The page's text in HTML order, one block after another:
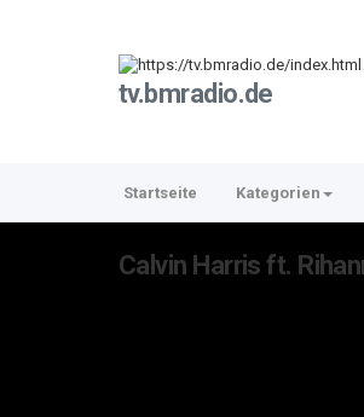
tv.bmradio.de
Startseite Kategorien
Calvin Harris ft.